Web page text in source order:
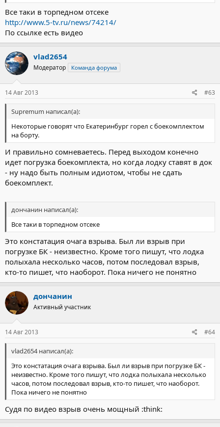
Все таки в торпедном отсеке
http://www.5-tv.ru/news/74214/
По ссылке есть видео
vlad2654
Модератор Команда форума
14 Авг 2013 #63
Supremum написал(а):
Некоторые говорят что Екатеринбург горел с боекомплектом
на борту.
И правильно сомневаетесь. Перед выходом конечно
идет погрузка боекомплекта, но когда лодку ставят в док
- ну надо быть полным идиотом, чтобы не сдать
боекомплект.
дончанин написал(а):
Все таки в торпедном отсеке
Это констатация очага взрыва. Был ли взрыв при
погрузке БК - неизвестно. Кроме того пишут, что лодка
полыхала несколько часов, потом последовал взрыв,
кто-то пишет, что наоборот. Пока ничего не понятно
дончанин
Активный участник
14 Авг 2013 #64
vlad2654 написал(а):
Это констатация очага взрыва. Был ли взрыв при погрузке БК -
неизвестно. Кроме того пишут, что лодка полыхала несколько
часов, потом последовал взрыв, кто-то пишет, что наоборот.
Пока ничего не понятно
Судя по видео взрыв очень мощный :think: